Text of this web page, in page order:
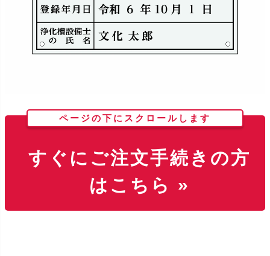
ページの下にスクロールします
すぐにご注文手続きの方
はこちら »